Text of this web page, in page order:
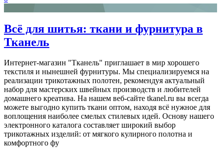
Всё для шитья: ткани и фурнитура в
Тканель
Интернет-магазин "Тканель" приглашает в мир хорошего
текстиля и нынешней фурнитуры. Мы специализируемся на
реализации трикотажных полотен, рекомендуя актуальный
набор для мастерских швейных производств и любителей
домашнего креатива. На нашем веб-сайте tkanel.ru вы всегда
можете выгодно купить ткани оптом, находя всё нужное для
воплощения наиболее смелых стилевых идей. Основу нашего
электронного каталога составляет широкий выбор
трикотажных изделий: от мягкого кулирного полотна и
комфортного фу